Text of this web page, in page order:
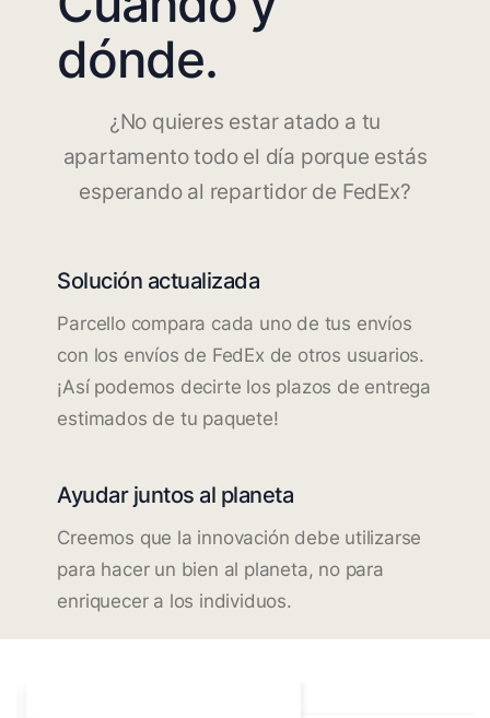
dónde.
¿No quieres estar atado a tu
apartamento todo el día porque estás
esperando al repartidor de FedEx?
Solución actualizada
Parcello compara cada uno de tus envíos
con los envíos de FedEx de otros usuarios.
¡Así podemos decirte los plazos de entrega
estimados de tu paquete!
Ayudar juntos al planeta
Creemos que la innovación debe utilizarse
para hacer un bien al planeta, no para
enriquecer a los individuos.